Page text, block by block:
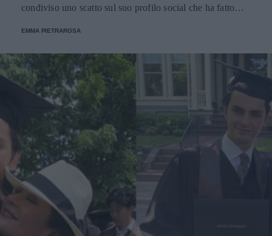
condiviso uno scatto sul suo profilo social che ha fatto
EMMA PIETRAROSA